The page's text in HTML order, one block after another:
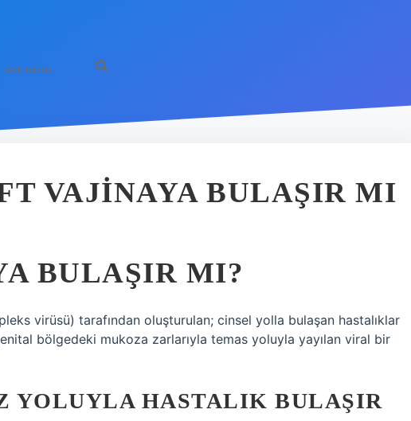
Hakkımızda
VAJINAYA BULAŞIR MI
BULAŞIR MI?
virüsü) tarafından oluşturulan; cinsel yolla bulaşan hastalıklar
bölgedeki mukoza zarlarıyla temas yoluyla yayılan viral bir
YOLUYLA HASTALIK BULAŞIR